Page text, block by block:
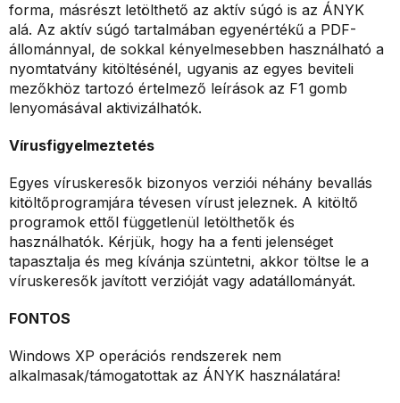
forma, másrészt letölthető az aktív súgó is az ÁNYK
alá. Az aktív súgó tartalmában egyenértékű a PDF-
állománnyal, de sokkal kényelmesebben használható a
nyomtatvány kitöltésénél, ugyanis az egyes beviteli
mezőkhöz tartozó értelmező leírások az F1 gomb
lenyomásával aktivizálhatók.
Vírusfigyelmeztetés
Egyes víruskeresők bizonyos verziói néhány bevallás
kitöltőprogramjára tévesen vírust jeleznek. A kitöltő
programok ettől függetlenül letölthetők és
használhatók. Kérjük, hogy ha a fenti jelenséget
tapasztalja és meg kívánja szüntetni, akkor töltse le a
víruskeresők javított verzióját vagy adatállományát.
FONTOS
Windows XP operációs rendszerek nem
alkalmasak/támogatottak az ÁNYK használatára!